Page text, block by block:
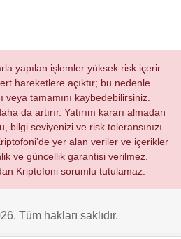
yapılan işlemler yüksek risk içerir.
hareketlere açıktır; bu nedenle
veya tamamını kaybedebilirsiniz.
da artırır. Yatırım kararı almadan
bilgi seviyenizi ve risk toleransınızı
yer alan veriler ve içerikler
ve güncellik garantisi verilmez.
Kriptofoni sorumlu tutulamaz.
Tüm hakları saklıdır.